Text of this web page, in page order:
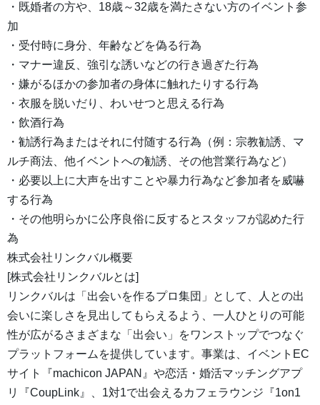
・既婚者の方や、18歳～32歳を満たさない方のイベント参
加
・受付時に身分、年齢などを偽る行為
・マナー違反、強引な誘いなどの行き過ぎた行為
・嫌がるほかの参加者の身体に触れたりする行為
・衣服を脱いだり、わいせつと思える行為
・飲酒行為
・勧誘行為またはそれに付随する行為（例：宗教勧誘、マ
ルチ商法、他イベントへの勧誘、その他営業行為など）
・必要以上に大声を出すことや暴力行為など参加者を威嚇
する行為
・その他明らかに公序良俗に反するとスタッフが認めた行
為
株式会社リンクバル概要
[株式会社リンクバルとは]
リンクバルは「出会いを作るプロ集団」として、人との出
会いに楽しさを見出してもらえるよう、一人ひとりの可能
性が広がるさまざまな「出会い」をワンストップでつなぐ
プラットフォームを提供しています。事業は、イベントEC
サイト『machicon JAPAN』や恋活・婚活マッチングアプ
リ『CoupLink』、1対1で出会えるカフェラウンジ『1on1